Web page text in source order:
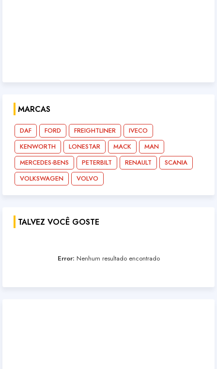
MARCAS
DAF FORD FREIGHTLINER
IVECO
KENWORTH
LONESTAR MACK
MAN
MERCEDES-BENS
PETERBILT RENAULT
SCANIA
VOLKSWAGEN
VOLVO
TALVEZ VOCÊ GOSTE
Error: Nenhum resultado encontrado